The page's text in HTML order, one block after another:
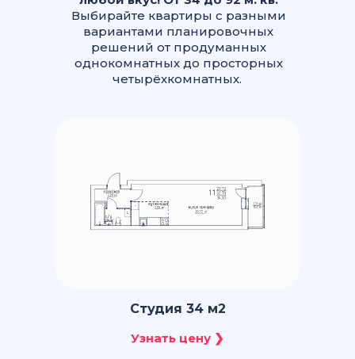
Выбирайте квартиры с разными
вариантами планировочных
решений от продуманных
однокомнатных до просторных
четырёхкомнатных.
Студия 34 м2